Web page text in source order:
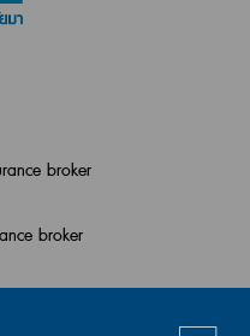
broker
broker